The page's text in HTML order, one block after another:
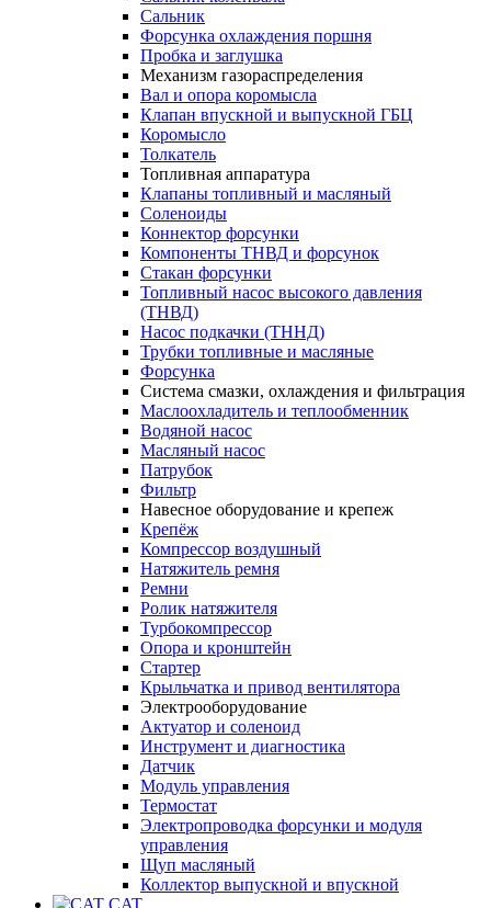
Сальник
Форсунка охлаждения поршня
Пробка и заглушка
Механизм газораспределения
Вал и опора коромысла
Клапан впускной и выпускной ГБЦ
Коромысло
Толкатель
Топливная аппаратура
Клапаны топливный и масляный
Соленоиды
Коннектор форсунки
Компоненты ТНВД и форсунок
Стакан форсунки
Топливный насос высокого давления
(ТНВД)
Насос подкачки (ТННД)
Трубки топливные и масляные
Форсунка
Система смазки, охлаждения и фильтрация
Маслоохладитель и теплообменник
Водяной насос
Масляный насос
Патрубок
Фильтр
Навесное оборудование и крепеж
Крепёж
Компрессор воздушный
Натяжитель ремня
Ремни
Ролик натяжителя
Турбокомпрессор
Опора и кронштейн
Стартер
Крыльчатка и привод вентилятора
Электрооборудование
Актуатор и соленоид
Инструмент и диагностика
Датчик
Модуль управления
Термостат
Электропроводка форсунки и модуля
управления
Щуп масляный
Коллектор выпускной и впускной
CAT